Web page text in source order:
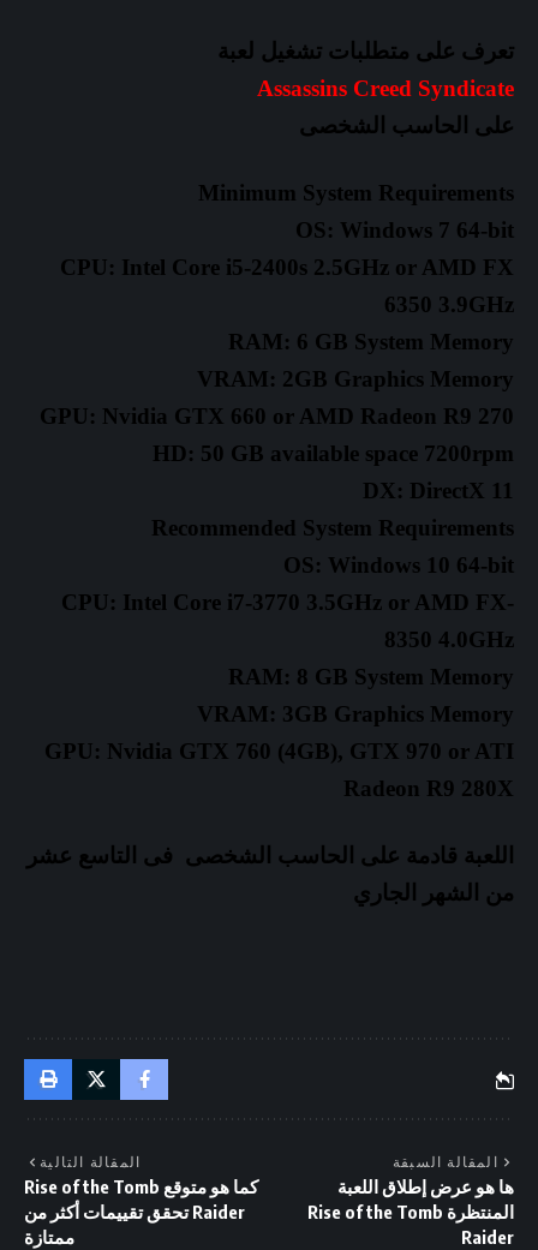
تعرف على متطلبات تشغيل لعبة
Assassins Creed Syndicate
على الحاسب الشخصى
Minimum System Requirements
OS: Windows 7 64-bit
CPU: Intel Core i5-2400s 2.5GHz or AMD FX
6350 3.9GHz
RAM: 6 GB System Memory
VRAM: 2GB Graphics Memory
GPU: Nvidia GTX 660 or AMD Radeon R9 270
HD: 50 GB available space 7200rpm
DX: DirectX 11
Recommended System Requirements
OS: Windows 10 64-bit
CPU: Intel Core i7-3770 3.5GHz or AMD FX-
8350 4.0GHz
RAM: 8 GB System Memory
VRAM: 3GB Graphics Memory
GPU: Nvidia GTX 760 (4GB), GTX 970 or ATI
Radeon R9 280X
اللعبة قادمة على الحاسب الشخصى فى التاسع عشر
من الشهر الجاري
المقالة السبقة
ها هو عرض إطلاق اللعبة
المنتظرة Rise of the Tomb
Raider
المقالة التالية
كما هو متوقع Rise of the Tomb
Raider تحقق تقييمات أكثر من
ممتازة